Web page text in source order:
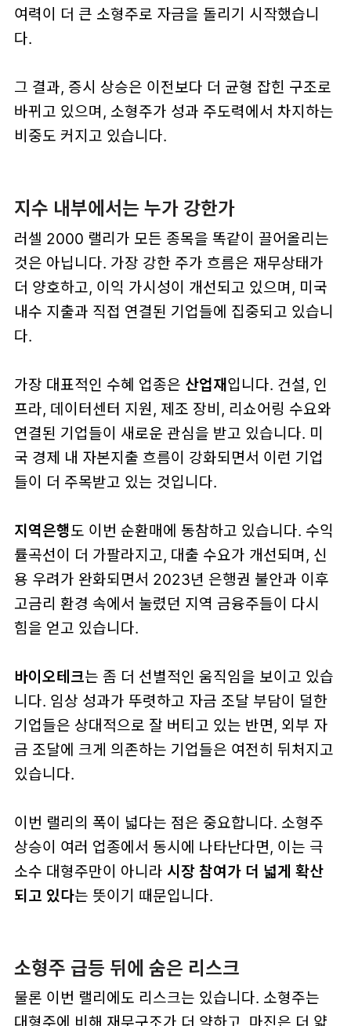
여력이 더 큰 소형주로 자금을 돌리기 시작했습니
다.
그 결과, 증시 상승은 이전보다 더 균형 잡힌 구조로
바뀌고 있으며, 소형주가 성과 주도력에서 차지하는
비중도 커지고 있습니다.
지수 내부에서는 누가 강한가
러셀 2000 랠리가 모든 종목을 똑같이 끌어올리는
것은 아닙니다. 가장 강한 주가 흐름은 재무상태가
더 양호하고, 이익 가시성이 개선되고 있으며, 미국
내수 지출과 직접 연결된 기업들에 집중되고 있습니
다.
가장 대표적인 수혜 업종은 산업재입니다. 건설, 인
프라, 데이터센터 지원, 제조 장비, 리쇼어링 수요와
연결된 기업들이 새로운 관심을 받고 있습니다. 미
국 경제 내 자본지출 흐름이 강화되면서 이런 기업
들이 더 주목받고 있는 것입니다.
지역은행도 이번 순환매에 동참하고 있습니다. 수익
률곡선이 더 가팔라지고, 대출 수요가 개선되며, 신
용 우려가 완화되면서 2023년 은행권 불안과 이후
고금리 환경 속에서 눌렸던 지역 금융주들이 다시
힘을 얻고 있습니다.
바이오테크는 좀 더 선별적인 움직임을 보이고 있습
니다. 임상 성과가 뚜렷하고 자금 조달 부담이 덜한
기업들은 상대적으로 잘 버티고 있는 반면, 외부 자
금 조달에 크게 의존하는 기업들은 여전히 뒤처지고
있습니다.
이번 랠리의 폭이 넓다는 점은 중요합니다. 소형주
상승이 여러 업종에서 동시에 나타난다면, 이는 극
소수 대형주만이 아니라 시장 참여가 더 넓게 확산
되고 있다는 뜻이기 때문입니다.
소형주 급등 뒤에 숨은 리스크
물론 이번 랠리에도 리스크는 있습니다. 소형주는